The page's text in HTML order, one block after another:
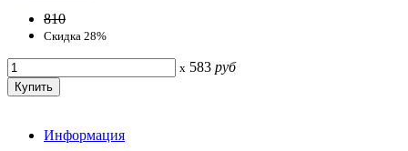
810
Скидка 28%
x 583 руб
Информация